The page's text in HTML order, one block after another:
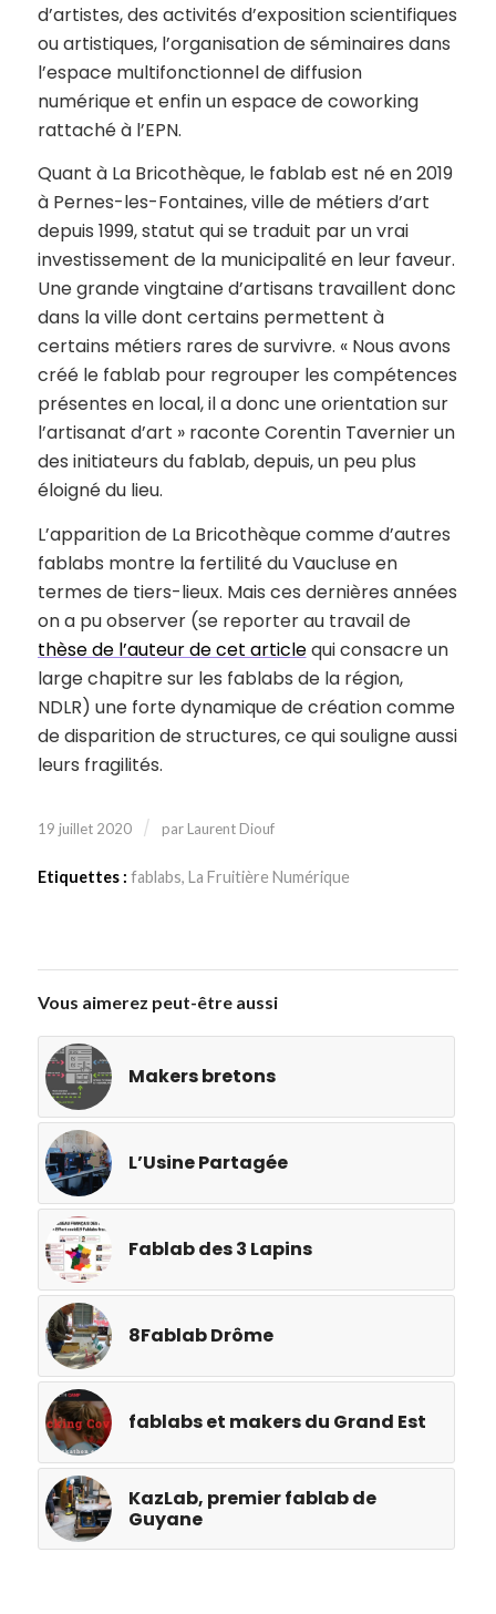
d’artistes, des activités d’exposition scientifiques
ou artistiques, l’organisation de séminaires dans
l’espace multifonctionnel de diffusion
numérique et enfin un espace de coworking
rattaché à l’EPN.
Quant à La Bricothèque, le fablab est né en 2019
à Pernes-les-Fontaines, ville de métiers d’art
depuis 1999, statut qui se traduit par un vrai
investissement de la municipalité en leur faveur.
Une grande vingtaine d’artisans travaillent donc
dans la ville dont certains permettent à
certains métiers rares de survivre. « Nous avons
créé le fablab pour regrouper les compétences
présentes en local, il a donc une orientation sur
l’artisanat d’art » raconte Corentin Tavernier un
des initiateurs du fablab, depuis, un peu plus
éloigné du lieu.
L’apparition de La Bricothèque comme d’autres
fablabs montre la fertilité du Vaucluse en
termes de tiers-lieux. Mais ces dernières années
on a pu observer (se reporter au travail de
thèse de l’auteur de cet articlequi consacre un
large chapitre sur les fablabs de la région,
NDLR) une forte dynamique de création comme
de disparition de structures, ce qui souligne aussi
leurs fragilités.
19 juillet 2020 / par Laurent Diouf
Etiquettes : fablabs, La Fruitière Numérique
Vous aimerez peut-être aussi
Makers bretons
L’Usine Partagée
Fablab des 3 Lapins
8Fablab Drôme
fablabs et makers du Grand Est
KazLab, premier fablab de
Guyane